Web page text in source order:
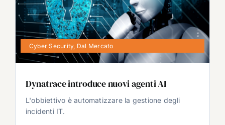
Cyber Security, Dal Mercato
Dynatrace introduce nuovi agenti AI
L'obbiettivo è automatizzare la gestione degli
incidenti IT.